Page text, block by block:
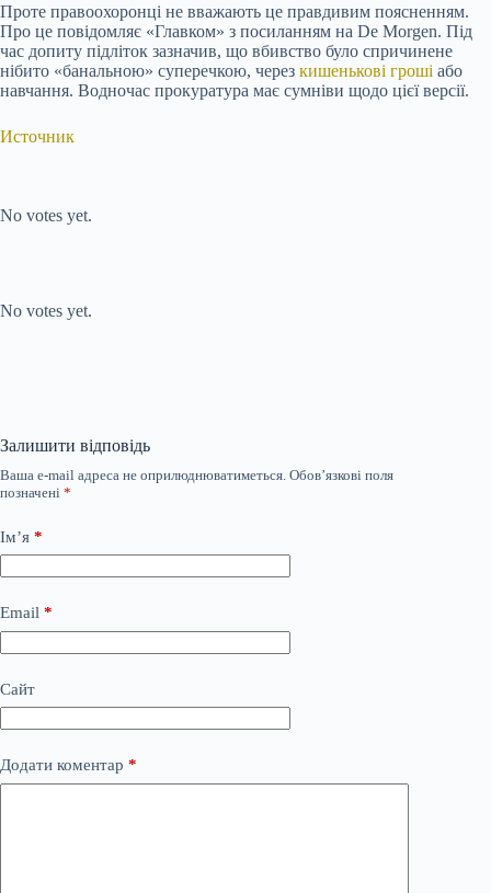
Проте правоохоронці не вважають це правдивим поясненням.
Про це повідомляє «Главком» з посиланням на De Morgen. Під
час допиту підліток зазначив, що вбивство було спричинене
нібито «банальною» суперечкою, через кишенькові гроші або
навчання. Водночас прокуратура має сумніви щодо цієї версії.
Источник
No votes yet.
No votes yet.
Залишити відповідь
Ваша e-mail адреса не оприлюднюватиметься. Обов’язкові поля
позначені *
Ім’я *
Email *
Сайт
Додати коментар *